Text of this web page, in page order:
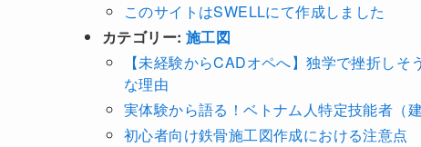
このサイトはSWELLにて作成しました
カテゴリー: 施工図
【未経験からCADオペへ】独学で挫折し
な理由
実体験から語る！ベトナム人特定技能者（
初心者向け鉄骨施工図作成における注意点